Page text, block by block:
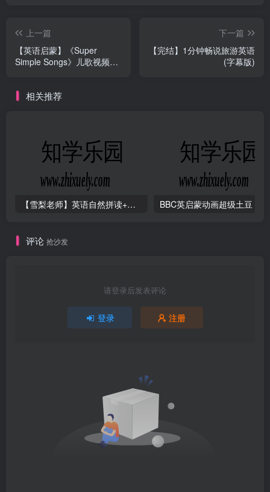
上一篇
【英语启蒙】《Super
Simple Songs》儿歌视频，
下一篇
【完结】1分钟畅说旅游英语
(字幕版)
相关推荐
【雪梨老师】英语自然拼读+音标+发音规则（精品课三合一）
评论 抢沙发
请登录后发表评论
登录 注册